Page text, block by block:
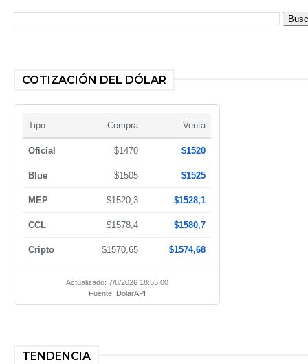
COTIZACIÓN DEL DÓLAR
Tipo Compra Venta
Oficial $1470 $1520
Blue $1505 $1525
MEP $1520,3 $1528,1
CCL $1578,4 $1580,7
Cripto $1570,65 $1574,68
Actualizado: 7/8/2026 18:55:00
Fuente: DolarAPI
TENDENCIA